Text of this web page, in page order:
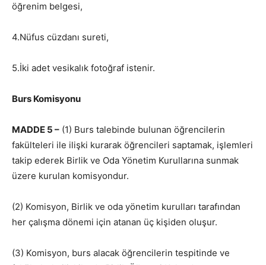
öğrenim belgesi,
4.Nüfus cüzdanı sureti,
5.İki adet vesikalık fotoğraf istenir.
Burs Komisyonu
MADDE 5 – (1) Burs talebinde bulunan öğrencilerin
fakülteleri ile ilişki kurarak öğrencileri saptamak, işlemleri
takip ederek Birlik ve Oda Yönetim Kurullarına sunmak
üzere kurulan komisyondur.
(2) Komisyon, Birlik ve oda yönetim kurulları tarafından
her çalışma dönemi için atanan üç kişiden oluşur.
(3) Komisyon, burs alacak öğrencilerin tespitinde ve